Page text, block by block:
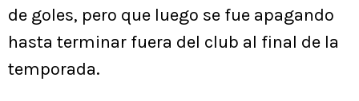
de goles, pero que luego se fue apagando
hasta terminar fuera del club al final de la
temporada.